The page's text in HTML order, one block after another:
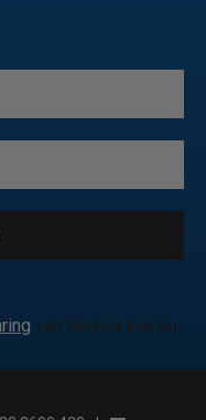
van Horeca koelen